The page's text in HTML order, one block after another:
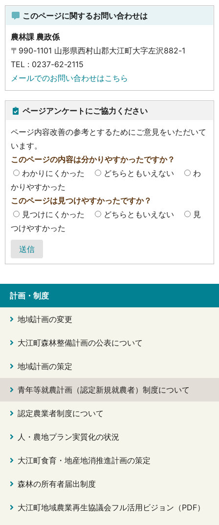
このページに関するお問い合わせは
農林課 農政係
〒990-1101 山形県西村山郡大江町大字左沢882-1
TEL : 0237-62-2115
メールでのお問い合わせはこちら
ページアンケートにご協力ください
ページ内容改善の参考とするためにご意見をいただいて
います。
このページの内容は分かりやすかったですか？
わかりにくかった
どちらともいえない
わ
かりやすかった
このページは見つけやすかったですか？
見つけにくかった
どちらともいえない
見
つけやすかった
送信
計画・制度
地域計画の変更
大江町森林整備計画の公表について
地域計画の策定
青年等就農計画（認定新規就農者）制度について
認定農業者制度について
人・農地プラン実質化の状況
大江町食育・地産地消推進計画の策定
森林の所有者届出制度
大江町地域農業再生協議会フル活用ビジョン（PDF）